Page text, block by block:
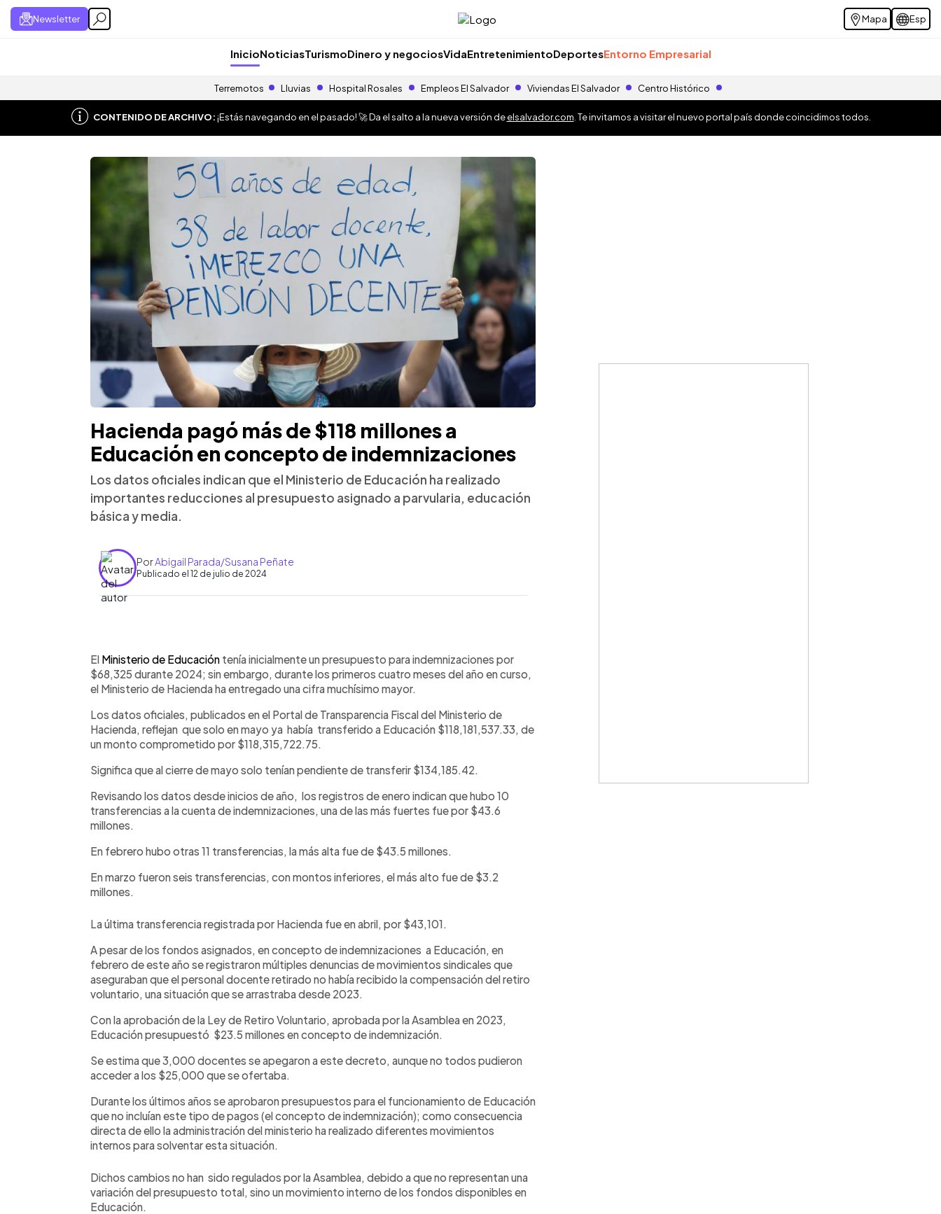
Newsletter Mapa Esp
InicioNoticiasTurismoDinero y negociosVidaEntretenimientoDeportesEntorno Empresarial
Terremotos Lluvias Hospital Rosales Empleos El Salvador Viviendas El Salvador Centro Histórico
CONTENIDO DE ARCHIVO:¡Estás navegando en el pasado! 🚀 Da el salto a la nueva versión deelsalvador.com . Te invitamos a visitar el nuevo portal país donde coincidimos todos.
Hacienda pagó más de $118 millones a
Educación en concepto de indemnizaciones
Los datos oficiales indican que el Ministerio de Educación ha realizado
importantes reducciones al presupuesto asignado a parvularia, educación
básica y media.
PorAbigail Parada/Susana Peñate
Publicado el 12 de julio de 2024
► Escuchar artículo
El Ministerio de Educación tenía inicialmente un presupuesto para indemnizaciones por
$68,325 durante 2024; sin embargo, durante los primeros cuatro meses del año en curso,
el Ministerio de Hacienda ha entregado una cifra muchísimo mayor.
Los datos oficiales, publicados en el Portal de Transparencia Fiscal del Ministerio de
Hacienda, reflejan que solo en mayo ya había transferido a Educación $118,181,537.33, de
un monto comprometido por $118,315,722.75.
Significa que al cierre de mayo solo tenían pendiente de transferir $134,185.42.
Revisando los datos desde inicios de año, los registros de enero indican que hubo 10
transferencias a la cuenta de indemnizaciones, una de las más fuertes fue por $43.6
millones.
En febrero hubo otras 11 transferencias, la más alta fue de $43.5 millones.
En marzo fueron seis transferencias, con montos inferiores, el más alto fue de $3.2
millones.
La última transferencia registrada por Hacienda fue en abril, por $43,101.
A pesar de los fondos asignados, en concepto de indemnizaciones a Educación, en
febrero de este año se registraron múltiples denuncias de movimientos sindicales que
aseguraban que el personal docente retirado no había recibido la compensación del retiro
voluntario, una situación que se arrastraba desde 2023.
Con la aprobación de la Ley de Retiro Voluntario, aprobada por la Asamblea en 2023,
Educación presupuestó $23.5 millones en concepto de indemnización.
Se estima que 3,000 docentes se apegaron a este decreto, aunque no todos pudieron
acceder a los $25,000 que se ofertaba.
Durante los últimos años se aprobaron presupuestos para el funcionamiento de Educación
que no incluían este tipo de pagos (el concepto de indemnización); como consecuencia
directa de ello la administración del ministerio ha realizado diferentes movimientos
internos para solventar esta situación.
Dichos cambios no han sido regulados por la Asamblea, debido a que no representan una
variación del presupuesto total, sino un movimiento interno de los fondos disponibles en
Educación.